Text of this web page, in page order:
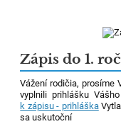
Zápis do 1.
Vážení rodičia, prosíme
vyplnili prihlášku
k zápisu - prihláška
sa uskutoční